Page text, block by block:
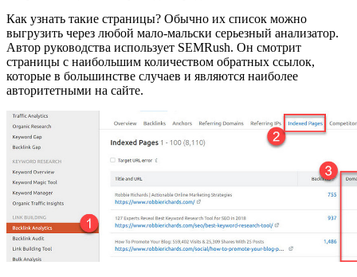
Как узнать такие страницы? Обычно их список можно
выгрузить через любой мало-мальски серьезный анализатор.
Автор руководства использует SEMRush. Он смотрит
страницы с наибольшим количеством обратных ссылок,
которые в большинстве случаев и являются наиболее
авторитетными на сайте.